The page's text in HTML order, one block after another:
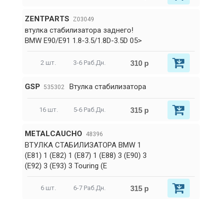
ZENTPARTS Z03049
втулка стабилизатора заднего!
BMW E90/E91 1.8-3.5/1.8D-3.5D 05>
2 шт. 3-6 Раб.Дн. 310 р
GSP 535302 Втулка стабилизатора
16 шт. 5-6 Раб.Дн. 315 р
METALCAUCHO 48396
ВТУЛКА СТАБИЛИЗАТОРА BMW 1
(E81) 1 (E82) 1 (E87) 1 (E88) 3 (E90) 3
(E92) 3 (E93) 3 Touring (E
6 шт. 6-7 Раб.Дн. 315 р